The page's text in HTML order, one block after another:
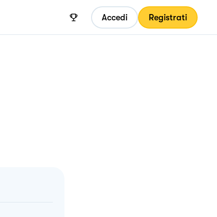
Accedi Registrati